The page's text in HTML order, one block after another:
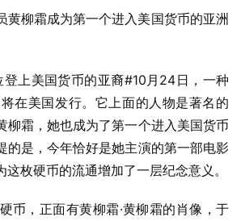
黄柳霜成为第一个进入美国货币的亚洲
上美国货币的亚裔#10月24日，一种
在美国发行。它上面的人物是著名的
柳霜，她也成为了第一个进入美国货币
的是，今年恰好是她主演的第一部电影
枚硬币的流通增加了一层纪念意义。
币，正面有黄柳霜·黄柳霜的肖像，于